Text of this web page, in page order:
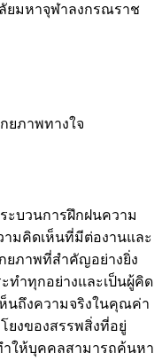
ยมหาจุฬาลงกรณราช
ยภาพทางใจ
ะบวนการฝึกฝนความ
มคิดเห็นที่มีต่องานและ
ยภาพที่สำคัญอย่างยิ่ง
ทําทุกอย่างและเป็นผู้คิด
นถึงความจริงในคุณค่า
ยงของสรรพสิ่งที่อยู่
ให้บุคคลสามารถค้นหา